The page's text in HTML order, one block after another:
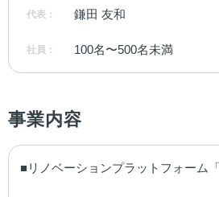
代表： 鎌田 友和
社員： 100名〜500名未満
事業内容
■リノベーションプラットフォーム